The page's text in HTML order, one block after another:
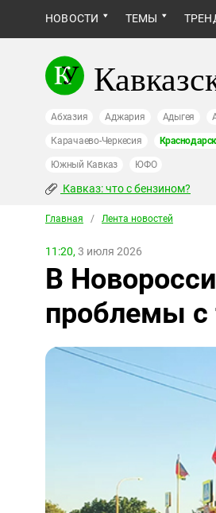
НОВОСТИ ТЕМЫ
Абхазия Аджария Адыгея
Карачаево-Черкесия
Южный Кавказ ЮФО
Кавказ: что с бензином?
Главная / Лента новостей
11:20, 3 июля 2026
В
проблемы с